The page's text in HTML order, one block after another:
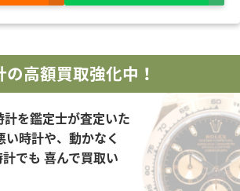
の高額買取強化中！
を鑑定士が査定いた
い時計や、動かなく
でも 喜んで買取い